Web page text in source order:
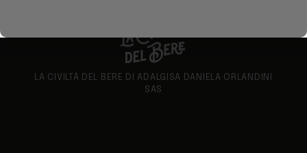
LA CIVILTÀ DEL BERE DI ADALGISA DANIELA ORLANDINI
SAS